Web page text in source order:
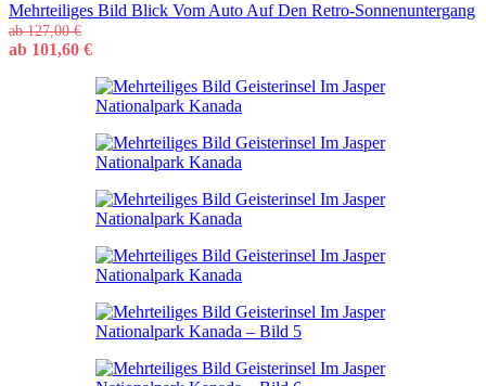
Mehrteiliges Bild Blick Vom Auto Auf Den Retro-Sonnenuntergang
ab127,00€
ab 101,60 €